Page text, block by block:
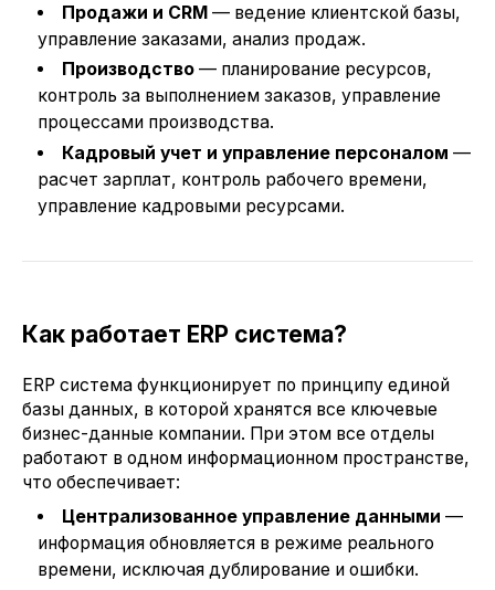
Продажи и CRM — ведение клиентской базы,
управление заказами, анализ продаж.
Производство— планирование ресурсов,
контроль за выполнением заказов, управление
процессами производства.
Кадровый учет и управление персоналом —
расчет зарплат, контроль рабочего времени,
управление кадровыми ресурсами.
Как работает ERP система?
ERP система функционирует по принципу единой
базы данных, в которой хранятся все ключевые
бизнес-данные компании. При этом все отделы
работают в одном информационном пространстве,
что обеспечивает:
Централизованное управление данными —
информация обновляется в режиме реального
времени, исключая дублирование и ошибки.